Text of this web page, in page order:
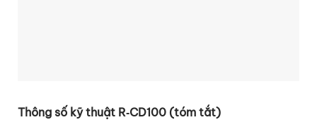
Thông số kỹ thuật R‑CD100 (tóm tắt)